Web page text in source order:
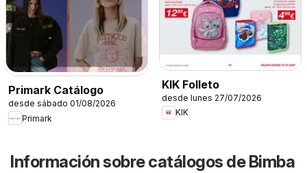
Primark Catálogo
desde sábado 01/08/2026
Primark
KIK Folleto
desde lunes 27/07/2026
KIK
Información sobre catálogos de Bimba